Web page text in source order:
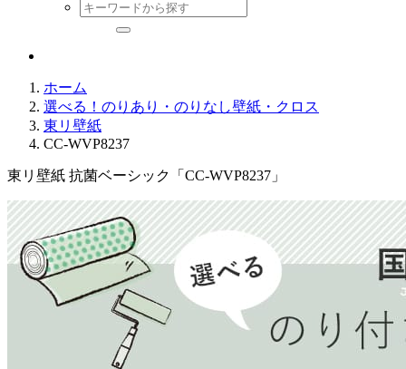
ホーム
選べる！のりあり・のりなし壁紙・クロス
東リ壁紙
CC-WVP8237
東リ壁紙 抗菌ベーシック「CC-WVP8237」